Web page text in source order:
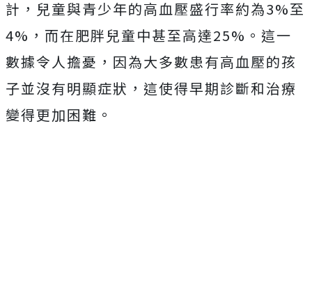
計，兒童與青少年的高血壓盛行率約為3%至
4%，而在肥胖兒童中甚至高達25%。這一
數據令人擔憂，因為大多數患有高血壓的孩
子並沒有明顯症狀，這使得早期診斷和治療
變得更加困難。